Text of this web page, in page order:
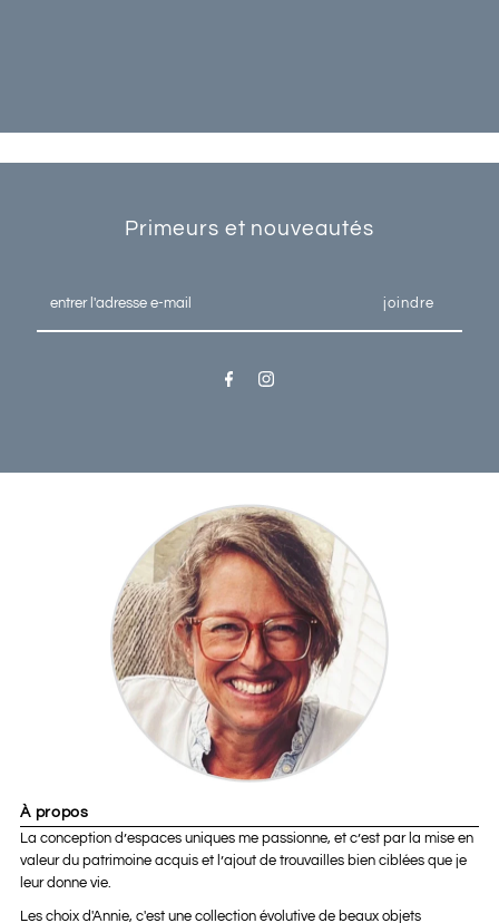
Primeurs et nouveautés
l'adresse
e-
À propos
La conception d’espaces uniques me passionne, et c’est par la mise en
valeur du patrimoine acquis et l’ajout de trouvailles bien ciblées que je
leur donne vie.
Les choix d'Annie, c'est une collection évolutive de beaux objets